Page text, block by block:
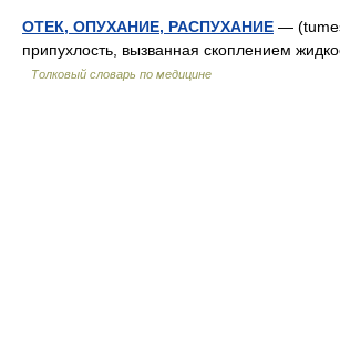
ОТЕК, ОПУХАНИЕ, РАСПУХАНИЕ —
припухлость, вызванная скоплением
Толковый словарь по медицине